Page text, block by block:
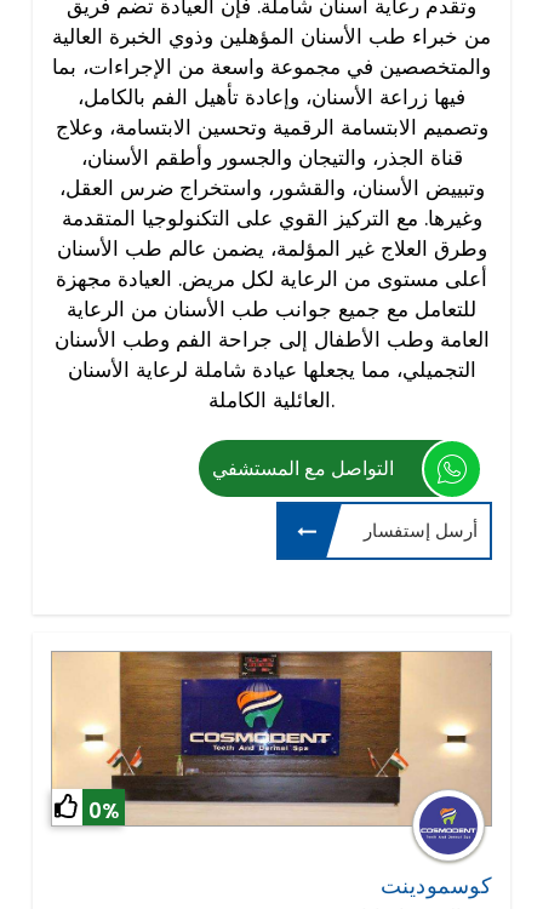
وتقدم رعاية أسنان شاملة. فإن العيادة تضم فريق
من خبراء طب الأسنان المؤهلين وذوي الخبرة العالية
والمتخصصين في مجموعة واسعة من الإجراءات، بما
فيها زراعة الأسنان، وإعادة تأهيل الفم بالكامل،
وتصميم الابتسامة الرقمية وتحسين الابتسامة، وعلاج
قناة الجذر، والتيجان والجسور وأطقم الأسنان،
وتبييض الأسنان، والقشور، واستخراج ضرس العقل،
وغيرها. مع التركيز القوي على التكنولوجيا المتقدمة
وطرق العلاج غير المؤلمة، يضمن عالم طب الأسنان
أعلى مستوى من الرعاية لكل مريض. العيادة مجهزة
للتعامل مع جميع جوانب طب الأسنان من الرعاية
العامة وطب الأطفال إلى جراحة الفم وطب الأسنان
التجميلي، مما يجعلها عيادة شاملة لرعاية الأسنان
العائلية الكاملة.
التواصل مع المستشفي
أرسل إستفسار
0%
كوسمودينت